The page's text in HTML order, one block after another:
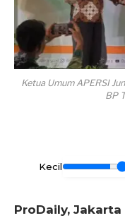
Ketua Umum APERSI
BP
Kecil
ProDaily, Jakarta